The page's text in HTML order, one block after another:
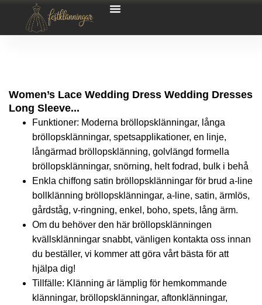
Women’s Lace Wedding Dress Wedding Dresses
Long Sleeve...
Funktioner: Moderna bröllopsklänningar, långa
bröllopsklänningar, spetsapplikationer, en linje,
långärmad bröllopsklänning, golvlängd formella
bröllopsklänningar, snörning, helt fodrad, bulk i behå
Enkla chiffong satin bröllopsklänningar för brud a-line
bollklänning bröllopsklänningar, a-line, satin, ärmlös,
gårdståg, v-ringning, enkel, boho, spets, lång ärm.
Om du behöver den här bröllopsklänningen
kvällsklänningar snabbt, vänligen kontakta oss innan
du beställer, vi kommer att göra vårt bästa för att
hjälpa dig!
Tillfälle: Klänning är lämplig för hemkommande
klänningar, bröllopsklänningar, aftonklänningar,